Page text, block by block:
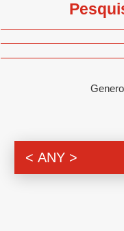
Genero